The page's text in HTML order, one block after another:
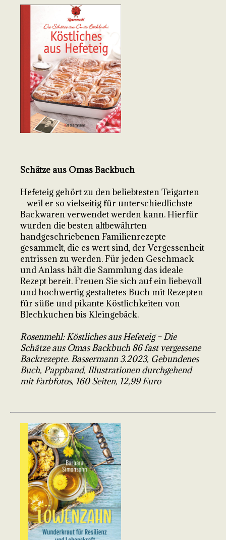
Schätze aus Omas Backbuch
Hefeteig gehört zu den beliebtesten Teigarten
– weil er so vielseitig für unterschiedlichste
Backwaren verwendet werden kann. Hierfür
wurden die besten altbewährten
handgeschriebenen Familienrezepte
gesammelt, die es wert sind, der Vergessenheit
entrissen zu werden. Für jeden Geschmack
und Anlass hält die Sammlung das ideale
Rezept bereit. Freuen Sie sich auf ein liebevoll
und hochwertig gestaltetes Buch mit Rezepten
für süße und pikante Köstlichkeiten von
Blechkuchen bis Kleingebäck.
Rosenmehl: Köstliches aus Hefeteig – Die
Schätze aus Omas Backbuch 86 fast vergessene
Backrezepte. Bassermann 3.2023, Gebundenes
Buch, Pappband, Illustrationen durchgehend
mit Farbfotos, 160 Seiten, 12,99 Euro